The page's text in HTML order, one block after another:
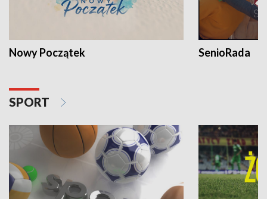
Nowy Początek SenioRada
SPORT